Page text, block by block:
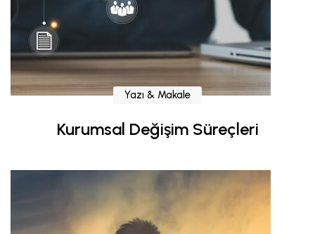
Yazı & Makale
Kurumsal Değişim Süreçleri